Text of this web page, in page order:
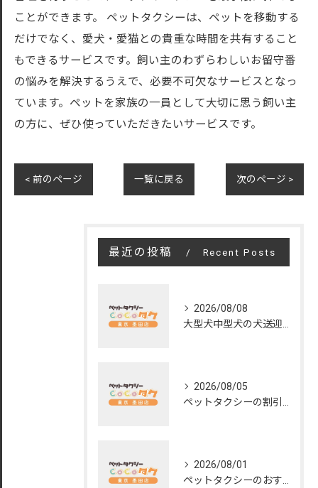
ことができます。 ペットタクシーは、ペットを移動する
だけでなく、愛犬・愛猫との貴重な時間を共有すること
もできるサービスです。飼い主のわずらわしいお留守番
の悩みを解決するうえで、必要不可欠なサービスとなっ
ています。ペットを家族の一員として大切に思う飼い主
の方に、ぜひ使っていただきたいサービスです。
< 前のページ 一覧に戻る 次のページ >
最近の投稿 Recent Posts
2026/08/08
2026/08/05
2026/08/01